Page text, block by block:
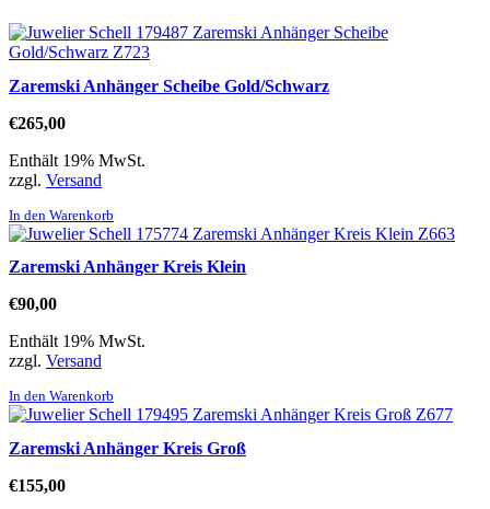
Zaremski Anhänger Scheibe Gold/Schwarz
€265,00
Enthält 19% MwSt.
zzgl. Versand
In den Warenkorb
Zaremski Anhänger Kreis Klein
€90,00
Enthält 19% MwSt.
zzgl. Versand
In den Warenkorb
Zaremski Anhänger Kreis Groß
€155,00